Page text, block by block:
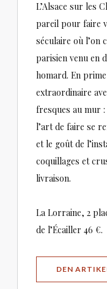
L’Alsace sur les
pareil pour faire
séculaire où l’on
parisien venu en
homard. En
extraordinaire
fresques au mur
l’art de faire se
et le goût de
coquillages et
livraison.
La Lorraine, 2
de l’Écailler 46 €.
DEN